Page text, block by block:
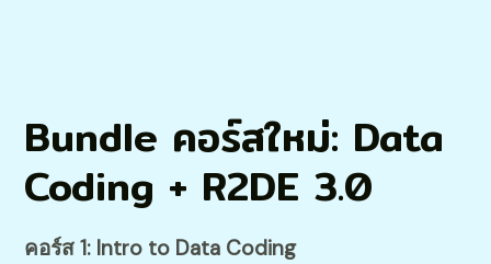
Bundle คอร์สใหม่: Data
Coding + R2DE 3.0
คอร์ส 1: Intro to Data Coding